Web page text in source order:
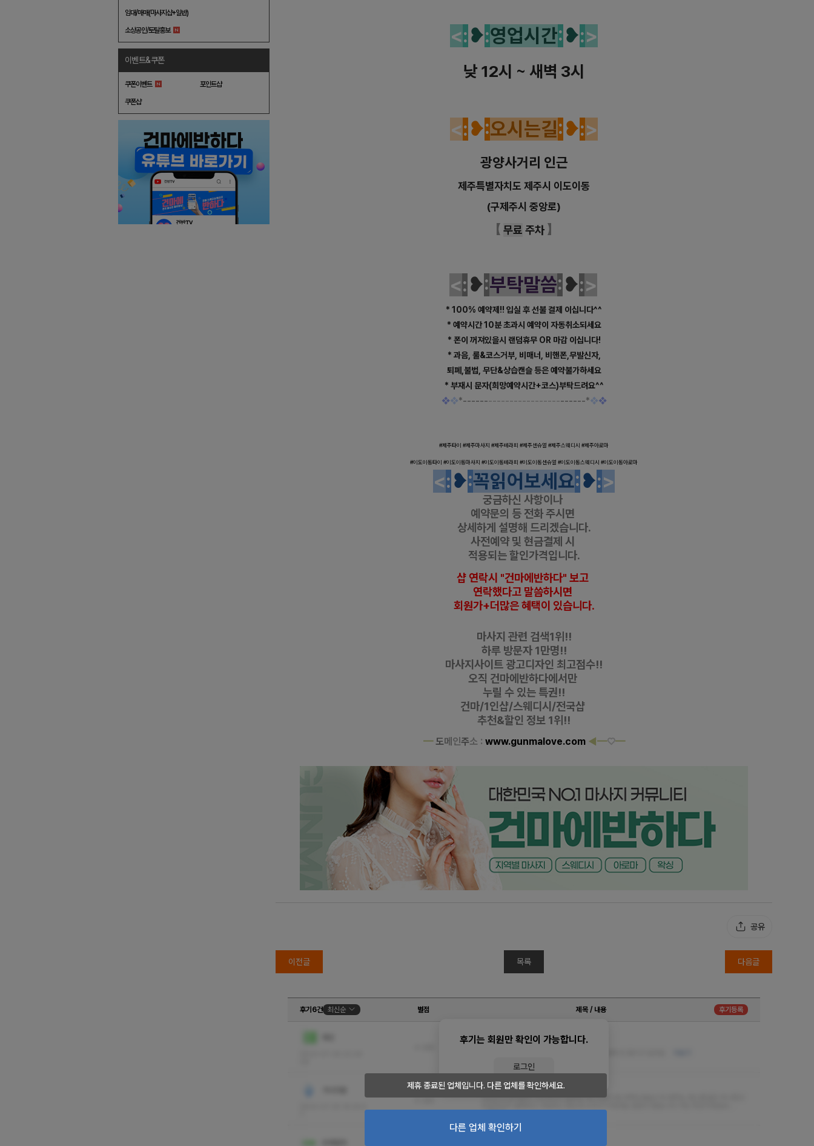
임대/매매(마사지샵+일반)
소상공인/토탈홍보
이벤트&쿠폰
쿠폰이벤트 포인트샵
쿠폰샵
제휴 종료된 업체입니다. 다른 업체를 확인하세요.
다른 업체 확인하기
<:❥:영업시 간:❥:>
낮 12시 ~ 새벽 3시
<:❥:오시 는길:❥:>
광양사거리 인근
제주특별자치도 제주시 이도이동
(구제주시 중앙로)
【 무료 주차 】
<:❥:부탁말씀:❥:>
* 100% 예약제!! 입실 후 선불 결제 이십니다^^
* 예약시간 10분 초과시 예약이 자동취소되세요
* 폰이 꺼져있을시 랜덤휴무 OR 마감 이십니다!
* 과음, 룰&코스거부, 비매너, 비핸폰,무발신자,
퇴폐,불법, 무단&상습캔슬 등은 예약불가하세요
* 부재시 문자(희망예약시간+코스)부탁드려요^^
❖❖*-----------------------------*❖❖
#제주타이 #제주마사지 #제주테라피 #제주센슈얼 #제주스웨디시 #제주아로마
#이도이동타이 #이도이동마사지 #이도이동테라피 #이도이동센슈얼 #이도이동스웨디시 #이도이동아로마
<:❥:꼭읽어보세요:❥:>
궁금하신 사항이나
예약문의 등 전화 주시면
상세하게 설명해 드리겠습니다.
사전예약 및 현금결제 시
적용되는 할인가격입니다.
샵 연락시 "건마에반하다" 보고
연락했다고 말씀하시면
회원가+더많은 혜택이 있습니다.
마사지 관련 검색1위!!
하루 방문자 1만명!!
마사지사이트 광고디자인 최고점수!!
오직 건마에반하다에서만
누릴 수 있는 특권!!
건마/1인샵/스웨디시/전국샵
추천&할인 정보 1위!!
━도메 인주소 : www.gunmalove.com ◀━♡━
공유
이전글 목록 다음글
후기6건 최신순 별점 제목 / 내용 후기등록
미소쌤~
없음
어휴 마른분은 수위가 ㄷㄷ 하네요
비오는데 갈까말까 고민하다가 슬림한 매니저분으로 부탁드렸습니다 와꾸는 제스탈일은 아니였고
후기는 회원만 확인이 가능합니다.
로그인